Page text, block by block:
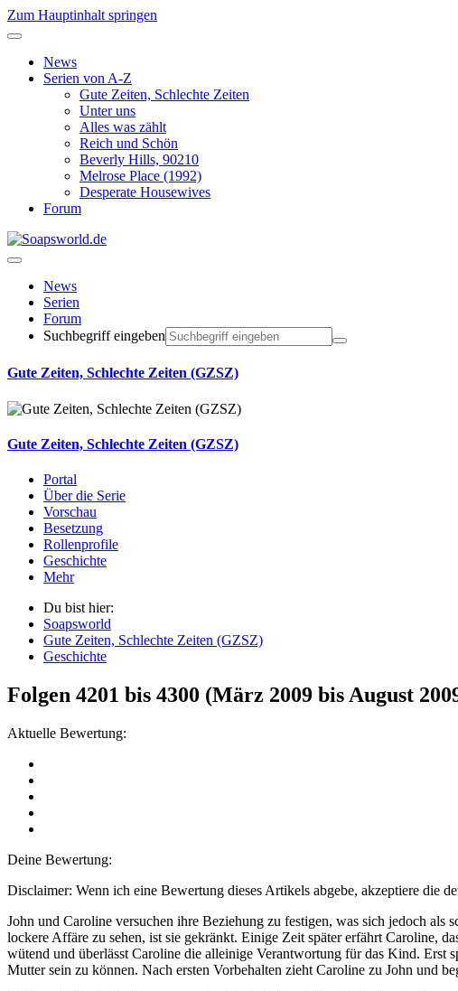
Zum Hauptinhalt springen
News
Serien von A-Z
Gute Zeiten, Schlechte Zeiten
Unter uns
Alles was zählt
Reich und Schön
Beverly Hills, 90210
Melrose Place (1992)
Desperate Housewives
Forum
News
Serien
Forum
Suchbegriff eingeben
Gute Zeiten, Schlechte Zeiten (GZSZ)
Gute Zeiten, Schlechte Zeiten (GZSZ)
Portal
Über die Serie
Vorschau
Besetzung
Rollenprofile
Geschichte
Mehr
Du bist hier:
Soapsworld
Gute Zeiten, Schlechte Zeiten (GZSZ)
Geschichte
Folgen 4201 bis 4300 (März 2009 bis August
Aktuelle Bewertung:
Deine Bewertung:
Disclaimer: Wenn ich eine Bewertung dieses Artikels abgebe, akzeptiere die
John und Caroline versuchen ihre Beziehung zu festigen, was sich jedoch
lockere Affäre zu sehen, ist sie gekränkt. Einige Zeit später erfährt Caroline,
wütend und überlässt Caroline die alleinige Verantwortung für das Kind. Erst
Mutter sein zu können. Nach ersten Vorbehalten zieht Caroline zu John und